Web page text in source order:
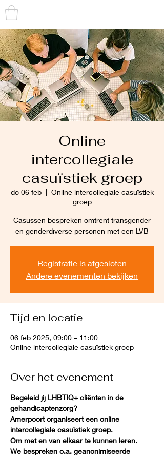
Online
intercollegiale
casuïstiek groep
do 06 feb
  |
Online intercollegiale casuïstiek
groep
Casussen bespreken omtrent transgender
en genderdiverse personen met een LVB
Registratie is afgesloten
Andere evenementen bekijken
Tijd en locatie
06 feb 2025, 09:00 – 11:00
Online intercollegiale casuïstiek groep
Over het evenement
Begeleid jij LHBTIQ+ cliënten in de
gehandicaptenzorg?
Amerpoort organiseert een online
intercollegiale casuïstiek groep.
Om met en van elkaar te kunnen leren.
We bespreken o.a. geanonimiseerde